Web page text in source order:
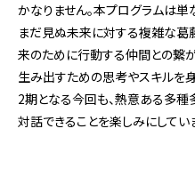
かなりません。本プログラムは単
まだ見ぬ未来に対する複雑な葛
来のために行動する仲間との繋
生み出すための思考やスキルを
2期となる今回も、熱意ある多種
対話できることを楽しみにしていま